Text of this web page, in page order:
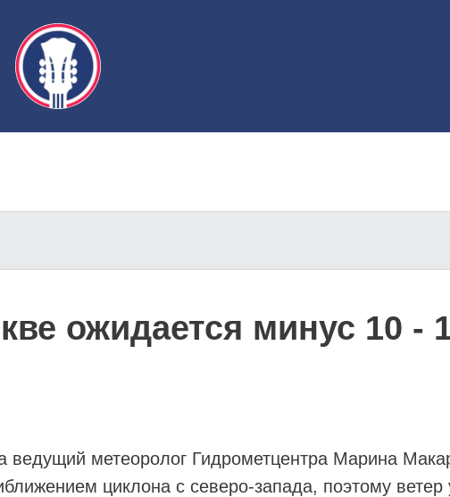
ожидается минус 10 -
ведущий метеоролог Гидрометцентра Марина
циклона с северо-запада, поэтому ветер